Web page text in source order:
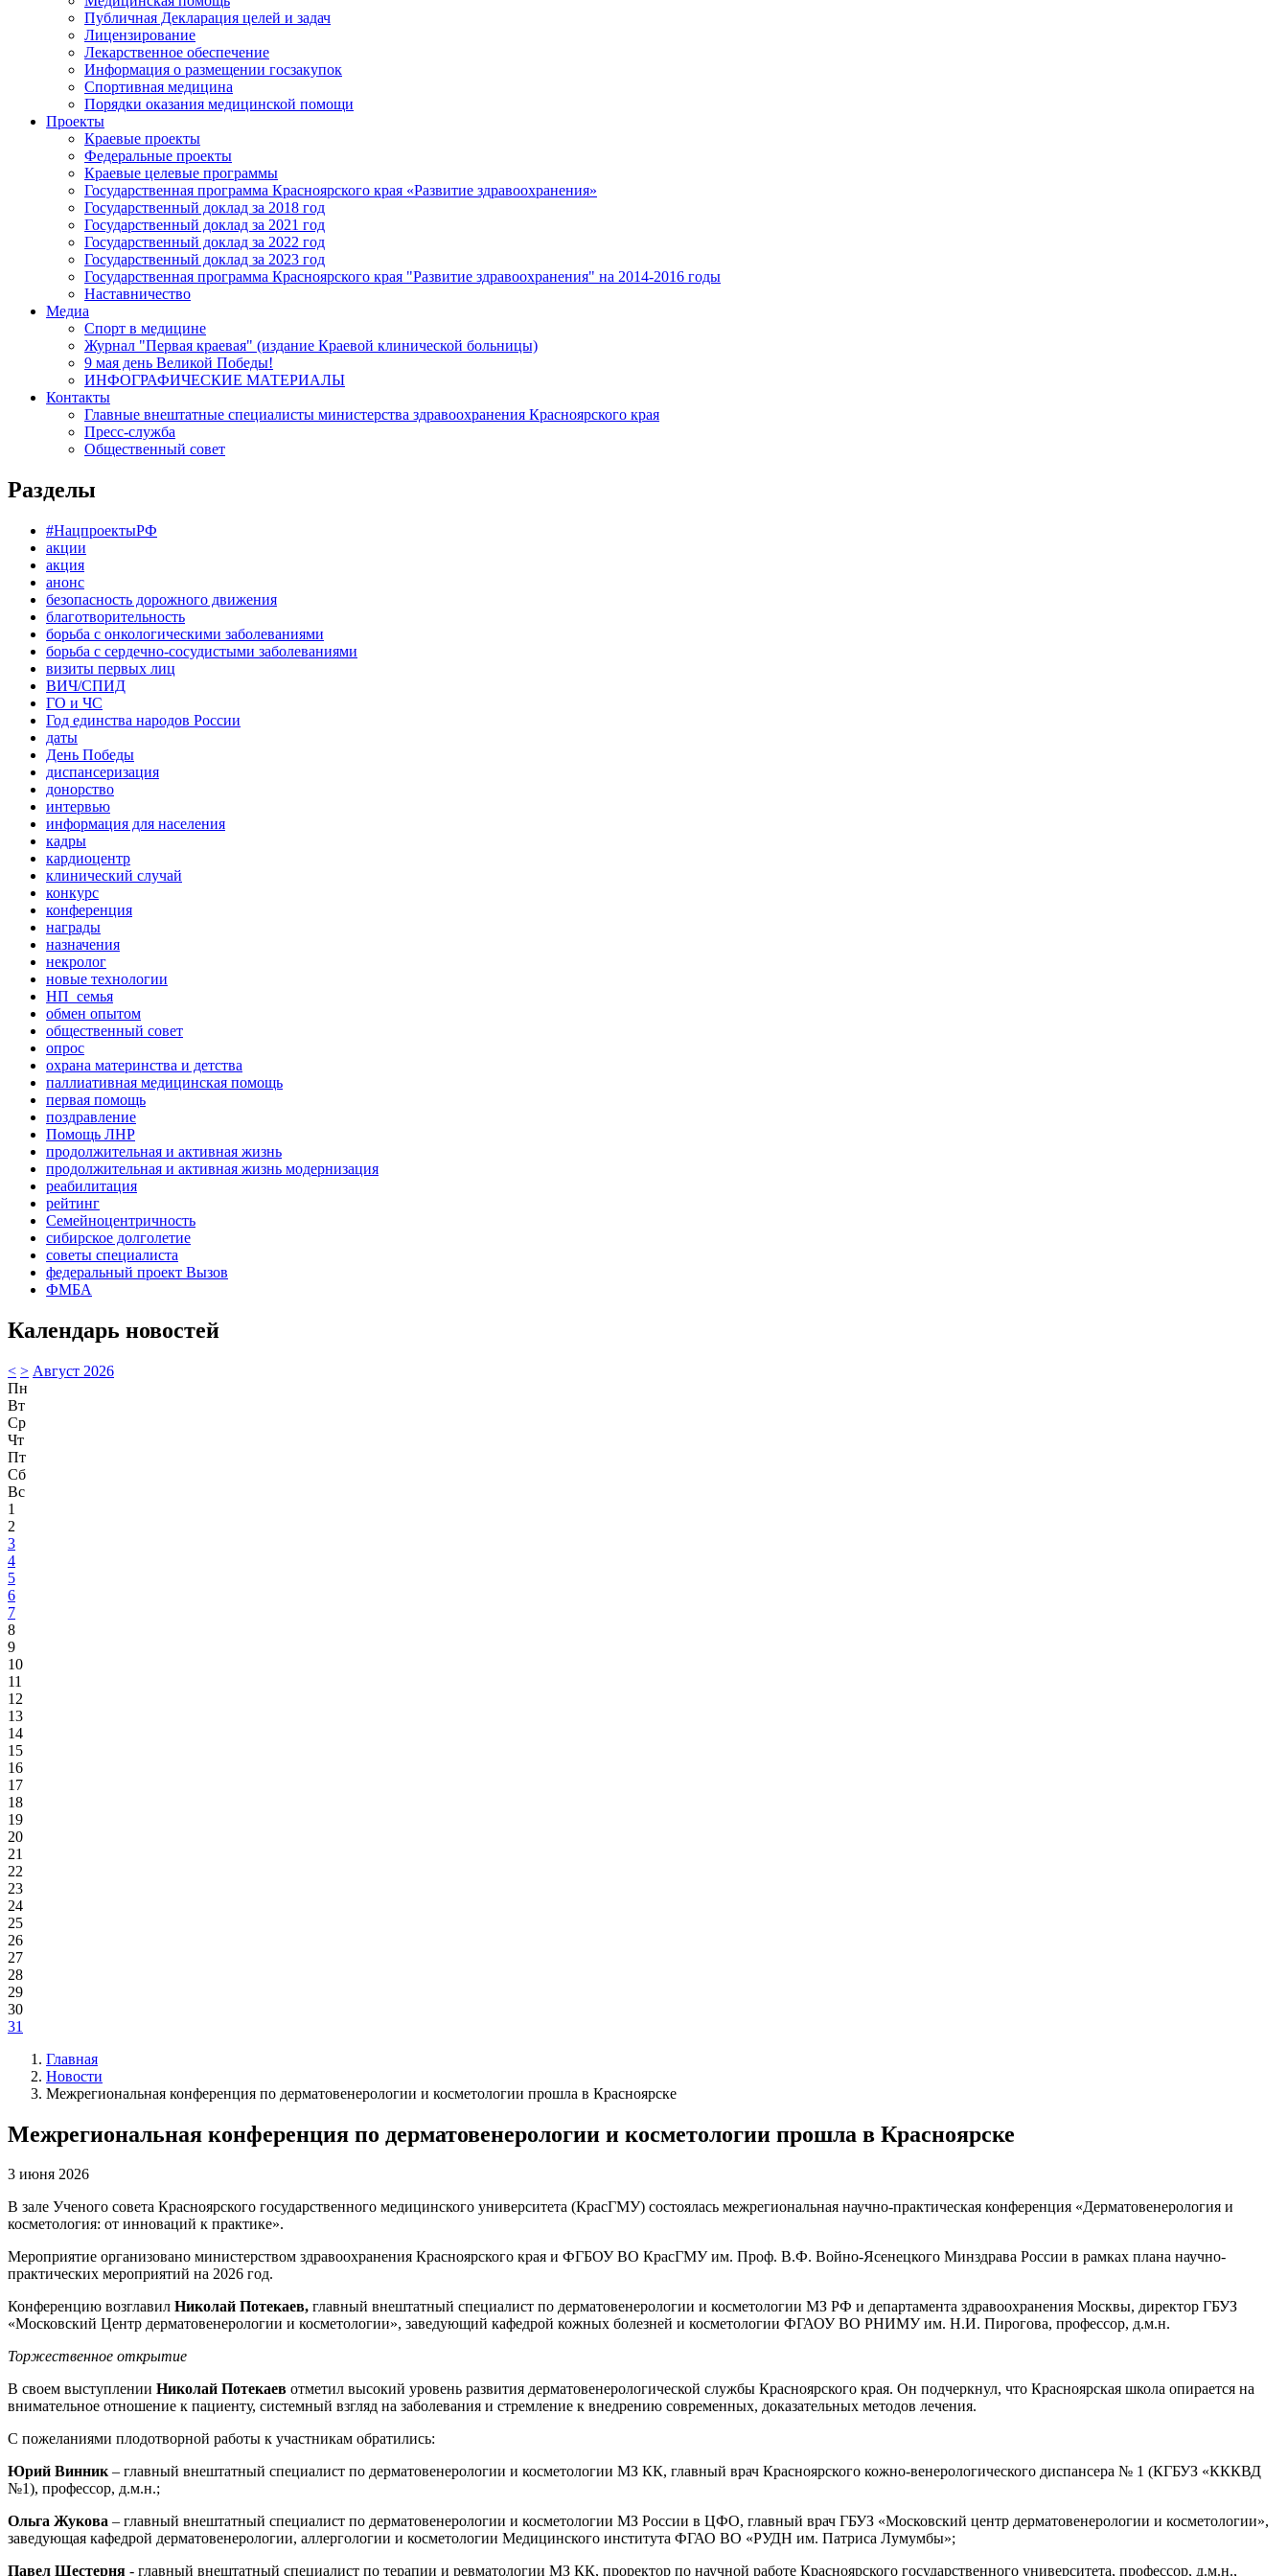
Публичная Декларация целей и задач
Лицензирование
Лекарственное обеспечение
Информация о размещении госзакупок
Спортивная медицина
Порядки оказания медицинской помощи
Проекты
Краевые проекты
Федеральные проекты
Краевые целевые программы
Государственная программа Красноярского края «Развитие здравоохранения»
Государственный доклад за 2018 год
Государственный доклад за 2021 год
Государственный доклад за 2022 год
Государственный доклад за 2023 год
Государственная программа Красноярского края "Развитие здравоохранения" на 2014-2016 годы
Наставничество
Медиа
Спорт в медицине
Журнал "Первая краевая" (издание Краевой клинической больницы)
9 мая день Великой Победы!
ИНФОГРАФИЧЕСКИЕ МАТЕРИАЛЫ
Контакты
Главные внештатные специалисты министерства здравоохранения Красноярского края
Пресс-служба
Общественный совет
Разделы
#НацпроектыРФ
акции
акция
анонс
безопасность дорожного движения
благотворительность
борьба с онкологическими заболеваниями
борьба с сердечно-сосудистыми заболеваниями
визиты первых лиц
ВИЧ/СПИД
ГО и ЧС
Год единства народов России
даты
День Победы
диспансеризация
донорство
интервью
информация для населения
кадры
кардиоцентр
клинический случай
конкурс
конференция
награды
назначения
некролог
новые технологии
НП_семья
обмен опытом
общественный совет
опрос
охрана материнства и детства
паллиативная медицинская помощь
первая помощь
поздравление
Помощь ЛНР
продолжительная и активная жизнь
продолжительная и активная жизнь модернизация
реабилитация
рейтинг
Семейноцентричность
сибирское долголетие
советы специалиста
федеральный проект Вызов
ФМБА
Календарь новостей
< > Август 2026
Пн
Вт
Ср
Чт
Пт
Сб
Вс
1
2
3
4
5
6
7
8
9
10
11
12
13
14
15
16
17
18
19
20
21
22
23
24
25
26
27
28
29
30
31
Главная
Новости
Межрегиональная конференция по дерматовенерологии и косметологии прошла в Красноярске
Межрегиональная конференция по дерматовенерологии и косметологии прошла в Красноярске
3 июня 2026
В зале Ученого совета Красноярского государственного медицинского университета (КрасГМУ) состоялась межрегиональная научно-практическая конференция «Дерматовенерология и
косметология: от инноваций к практике».
Мероприятие организовано министерством здравоохранения Красноярского края и ФГБОУ ВО КрасГМУ им. Проф. В.Ф. Войно-Ясенецкого Минздрава России в рамках плана научно-
практических мероприятий на 2026 год.
Конференцию возглавил Николай Потекаев, главный внештатный специалист по дерматовенерологии и косметологии МЗ РФ и департамента здравоохранения Москвы, директор ГБУЗ
«Московский Центр дерматовенерологии и косметологии», заведующий кафедрой кожных болезней и косметологии ФГАОУ ВО РНИМУ им. Н.И. Пирогова, профессор, д.м.н.
Торжественное открытие
В своем выступлении Николай Потекаев отметил высокий уровень развития дерматовенерологической службы Красноярского края. Он подчеркнул, что Красноярская школа опирается на
внимательное отношение к пациенту, системный взгляд на заболевания и стремление к внедрению современных, доказательных методов лечения.
С пожеланиями плодотворной работы к участникам обратились:
Юрий Винник– главный внештатный специалист по дерматовенерологии и косметологии МЗ КК, главный врач Красноярского кожно-венерологического диспансера № 1 (КГБУЗ «КККВД
№1), профессор, д.м.н.;
Ольга Жукова – главный внештатный специалист по дерматовенерологии и косметологии МЗ России в ЦФО, главный врач ГБУЗ «Московский центр дерматовенерологии и косметологии»,
заведующая кафедрой дерматовенерологии, аллергологии и косметологии Медицинского института ФГАО ВО «РУДН им. Патриса Лумумбы»;
Павел Шестерня - главный внештатный специалист по терапии и ревматологии МЗ КК, проректор по научной работе Красноярского государственного университета, профессор, д.м.н.,